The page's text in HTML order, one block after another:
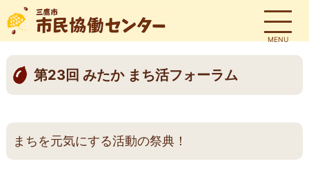
MENU
第23回 みたか まち活フォーラム
まちを元気にする活動の祭典！